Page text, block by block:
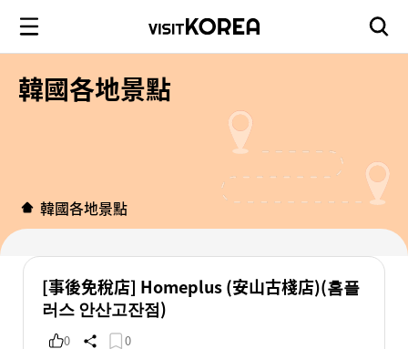
韓國各地景點
韓國各地景點
[事後免稅店] Homeplus (安山古棧店)(홈플
러스 안산고잔점)
0 0